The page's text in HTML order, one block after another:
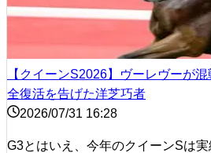
【クイーンS2026】ヴーレヴーが
全復活を告げた洋芝巧者
2026/07/31 16:28
G3とはいえ、今年のクイーンSは